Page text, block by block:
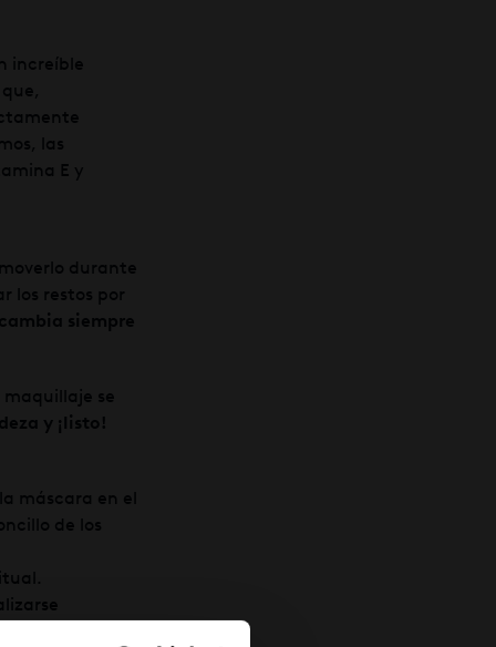
increíble
que,
las
E y
durante
los restos por
siempre
se
y ¡listo!
máscara en el
de los